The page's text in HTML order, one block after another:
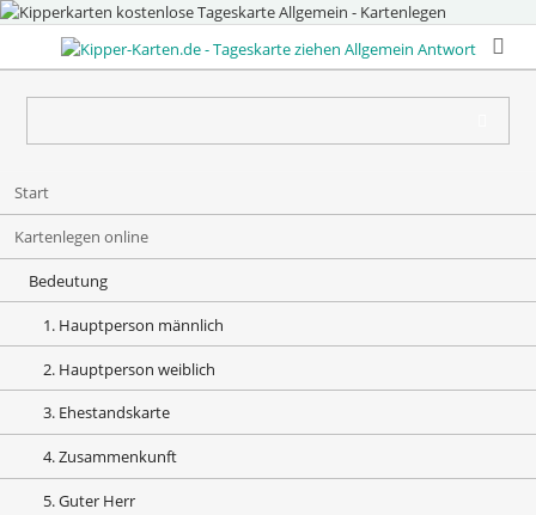
überspringen
Start
Kartenlegen online
Bedeutung
1. Hauptperson männlich
2. Hauptperson weiblich
3. Ehestandskarte
4. Zusammenkunft
5. Guter Herr